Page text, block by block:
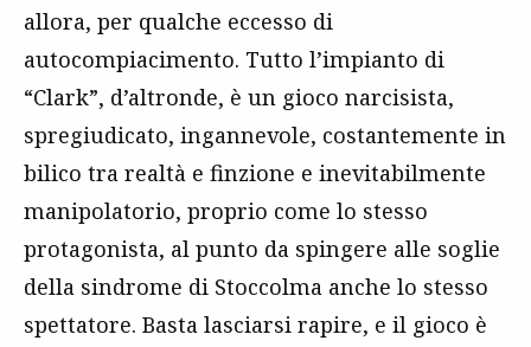
allora, per qualche eccesso di
autocompiacimento. Tutto l’impianto di
“Clark”, d’altronde, è un gioco narcisista,
spregiudicato, ingannevole, costantemente in
bilico tra realtà e finzione e inevitabilmente
manipolatorio, proprio come lo stesso
protagonista, al punto da spingere alle soglie
della sindrome di Stoccolma anche lo stesso
spettatore. Basta lasciarsi rapire, e il gioco è